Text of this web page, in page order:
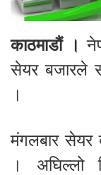
काठमाडौं ।
सेयर बजारले
।
मंगलबार
। अघिल्लो